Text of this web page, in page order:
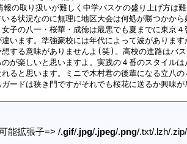
能拡張子=> /.gif/.jpg/.jpeg/.png/.txt/.lzh/